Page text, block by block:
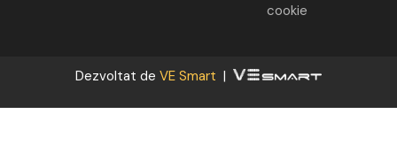
cookie
Dezvoltat de VE Smart |